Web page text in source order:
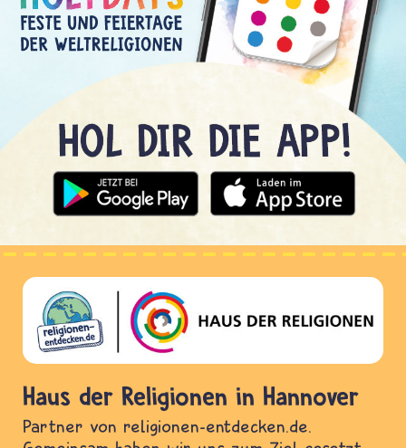
Haus der Religionen in Hannover
Partner von religionen-entdecken.de.